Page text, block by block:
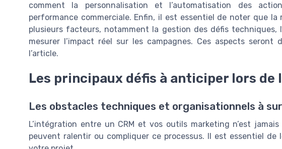
comment la personnalisation et l’automatisation des
performance commerciale. Enfin, il est essentiel de noter que
plusieurs facteurs, notamment la gestion des défis
mesurer l’impact réel sur les campagnes. Ces aspects seront
l’article.
Les principaux défis à anticiper lors de
Les obstacles techniques et organisationnels à
L’intégration entre un CRM et vos outils marketing n’est
peuvent ralentir ou compliquer ce processus. Il est essentiel